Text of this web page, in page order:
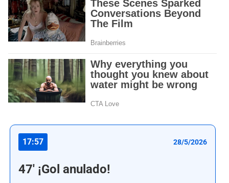
17:57 28/5/2026
47' ¡Gol anulado!